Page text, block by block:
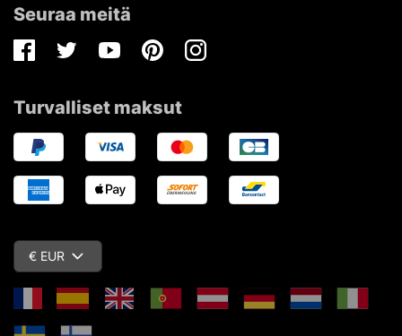
Seuraa meitä
FacebookTwitterYoutubePinterestInstagram
Turvalliset maksut
€ EUR